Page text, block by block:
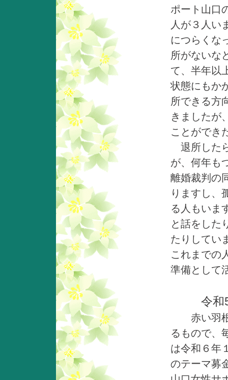
ポート山口
人が３人い
につらくな
所がないな
て、半年以
状態にもか
所できる方
きましたが
ことができ
退所した
が、何年も
離婚裁判の
りますし、
る人もいま
と話をした
たりしてい
これまでの
準備として
令和
赤い羽根
るもので、
は令和６年
のテーマ募